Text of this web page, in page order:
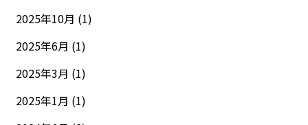
2025年10月 (1)
2025年6月 (1)
2025年3月 (1)
2025年1月 (1)